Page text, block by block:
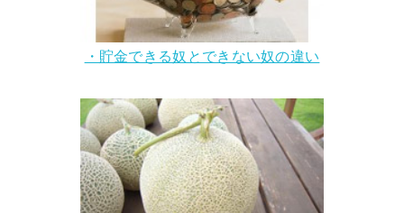
・貯金できる奴とできない奴の違い